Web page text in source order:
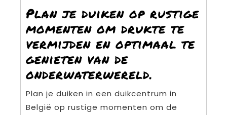
Plan je duiken op rustige
momenten om drukte te
vermijden en optimaal te
genieten van de
onderwaterwereld.
Plan je duiken in een duikcentrum in
België op rustige momenten om de